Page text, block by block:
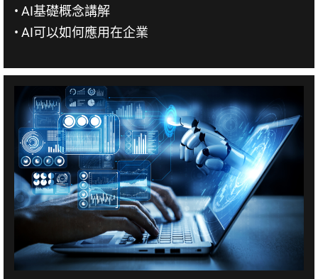
• AI基礎概念講解
• AI可以如何應用在企業